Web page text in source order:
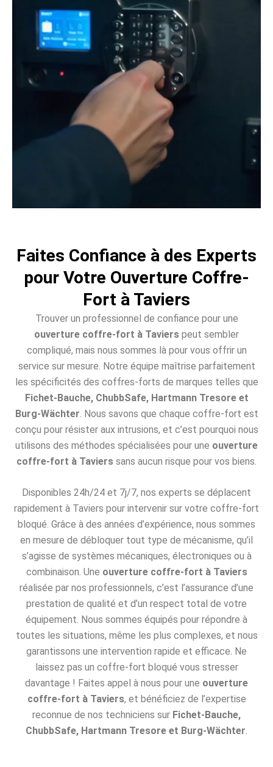
Faites Confiance à des Experts
pour Votre Ouverture Coffre-
Fort à Taviers
Trouver un professionnel de confiance pour une
ouverture coffre-fort à Taviers peut sembler
compliqué, mais nous sommes là pour vous offrir un
service sur mesure. Notre équipe maîtrise parfaitement
les spécificités des coffres-forts de marques telles que
Fichet-Bauche, ChubbSafe, Hartmann Tresore et
Burg-Wächter . Nous savons que chaque coffre-fort est
conçu pour résister aux intrusions, et c’est pourquoi nous
utilisons des méthodes spécialisées pour une ouverture
coffre-fort à Taviers sans aucun risque pour vos biens.
Disponibles 24h/24 et 7j/7, nos experts se déplacent
rapidement à Taviers pour intervenir sur votre coffre-fort
bloqué. Grâce à des années d’expérience, nous sommes
en mesure de débloquer tout type de mécanisme, qu’il
s’agisse de systèmes mécaniques, électroniques ou à
combinaison. Une ouverture coffre-fort à Taviers
réalisée par nos professionnels, c’est l’assurance d’une
prestation de qualité et d’un respect total de votre
équipement. Nous sommes équipés pour répondre à
toutes les situations, même les plus complexes, et nous
garantissons une intervention rapide et efficace. Ne
laissez pas un coffre-fort bloqué vous stresser
davantage ! Faites appel à nous pour une ouverture
coffre-fort à Taviers, et bénéficiez de l’expertise
reconnue de nos techniciens sur Fichet-Bauche,
ChubbSafe, Hartmann Tresore et Burg-Wächter.